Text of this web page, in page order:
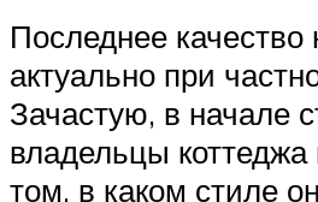
Последнее качество
актуально при
Зачастую, в начале
владельцы
том, в каком стиле